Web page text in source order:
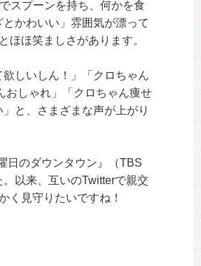
スプーンを持ち、何かを食
かわいい」雰囲気が漂って
ほほ笑ましさがあります。
しいしん！」「クロちゃん
おしゃれ」「クロちゃん痩せ
と、さまざまな声が上がり
日のダウンタウン』（TBS
以来、互いのTwitterで親交
く見守りたいですね！